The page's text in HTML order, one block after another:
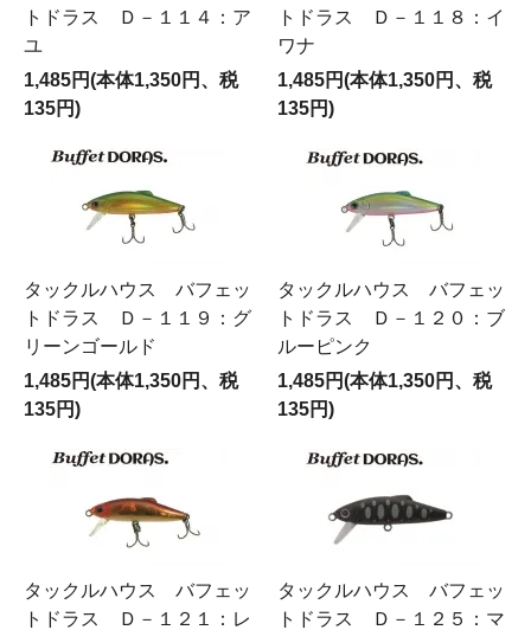
トドラス Ｄ－１１４：ア
ユ
1,485円(本体1,350円、税
135円)
トドラス Ｄ－１１８：イ
ワナ
1,485円(本体1,350円、税
135円)
タックルハウス バフェッ
トドラス Ｄ－１１９：グ
リーンゴールド
1,485円(本体1,350円、税
135円)
タックルハウス バフェッ
トドラス Ｄ－１２０：ブ
ルーピンク
1,485円(本体1,350円、税
135円)
タックルハウス バフェッ
トドラス Ｄ－１２１：レ
タックルハウス バフェッ
トドラス Ｄ－１２５：マ